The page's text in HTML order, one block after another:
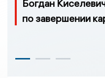
Богдан
по завершении